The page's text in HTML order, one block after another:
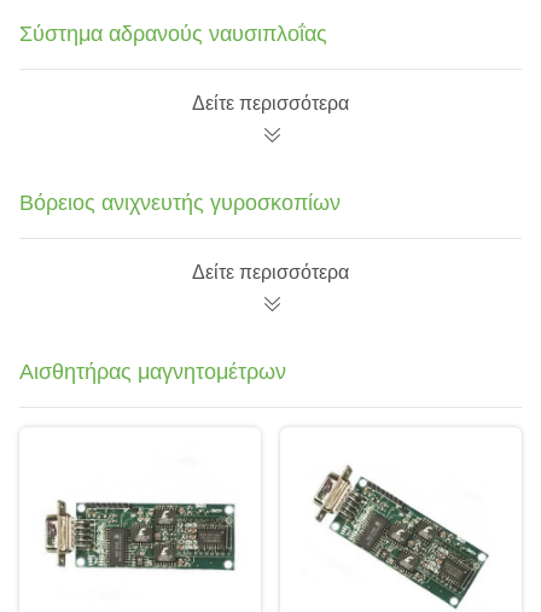
Σύστημα αδρανούς ναυσιπλοΐας
Δείτε περισσότερα
Βόρειος ανιχνευτής γυροσκοπίων
Δείτε περισσότερα
Αισθητήρας μαγνητομέτρων